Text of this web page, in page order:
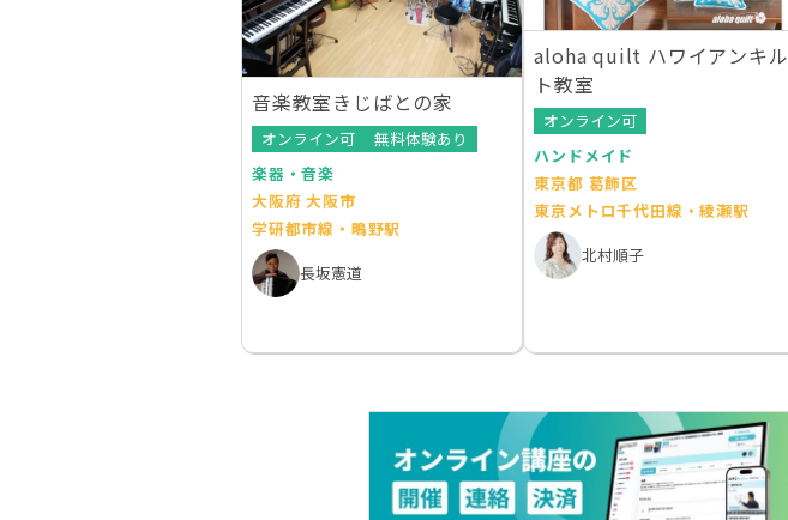
音楽教室きじばとの家
オンライン可
無料体験あり
楽器・音楽
大阪府 大阪市
学研都市線・鴫野駅
長坂憲道
aloha quilt ハワイアンキル
ト教室
オンライン可
ハンドメイド
東京都 葛飾区
東京メトロ千代田線・綾瀬駅
北村順子